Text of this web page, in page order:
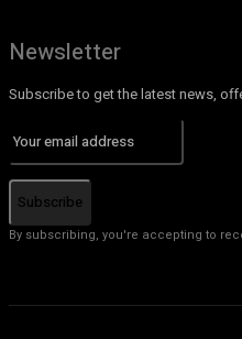
Newsletter
Subscribe to get the latest news,
Subscribe
By subscribing, you're accepting to